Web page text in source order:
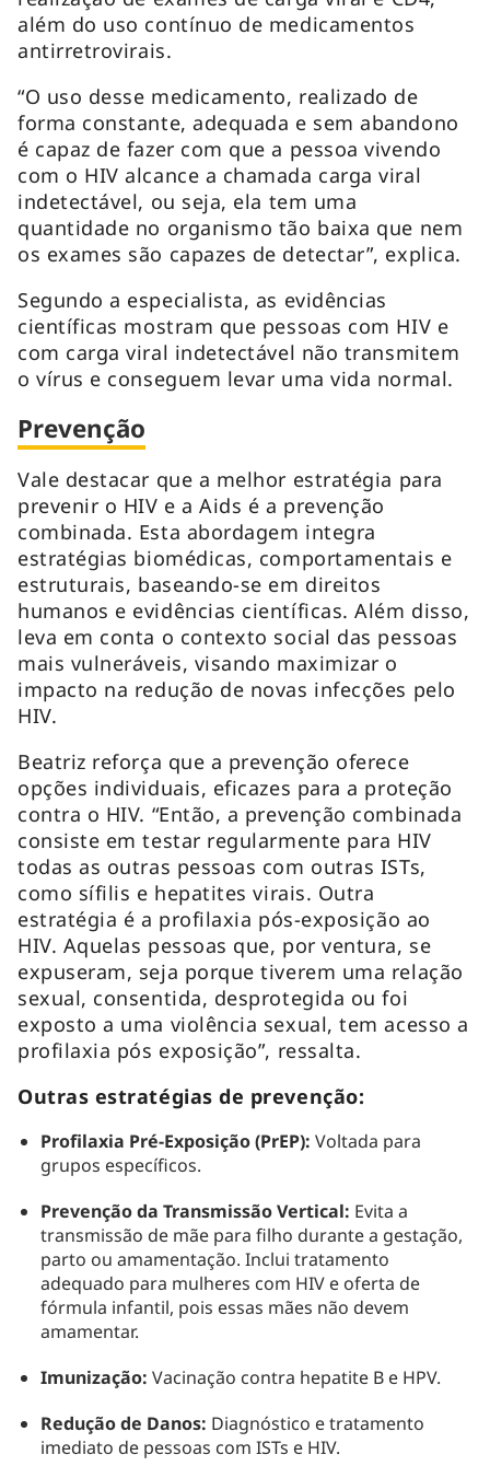
além do uso contínuo de medicamentos
antirretrovirais.
“O uso desse medicamento, realizado de
forma constante, adequada e sem abandono
é capaz de fazer com que a pessoa vivendo
com o HIV alcance a chamada carga viral
indetectável, ou seja, ela tem uma
quantidade no organismo tão baixa que nem
os exames são capazes de detectar”, explica.
Segundo a especialista, as evidências
científicas mostram que pessoas com HIV e
com carga viral indetectável não transmitem
o vírus e conseguem levar uma vida normal.
Prevenção
Vale destacar que a melhor estratégia para
prevenir o HIV e a Aids é a prevenção
combinada. Esta abordagem integra
estratégias biomédicas, comportamentais e
estruturais, baseando-se em direitos
humanos e evidências científicas. Além disso,
leva em conta o contexto social das pessoas
mais vulneráveis, visando maximizar o
impacto na redução de novas infecções pelo
HIV.
Beatriz reforça que a prevenção oferece
opções individuais, eficazes para a proteção
contra o HIV. “Então, a prevenção combinada
consiste em testar regularmente para HIV
todas as outras pessoas com outras ISTs,
como sífilis e hepatites virais. Outra
estratégia é a profilaxia pós-exposição ao
HIV. Aquelas pessoas que, por ventura, se
expuseram, seja porque tiverem uma relação
sexual, consentida, desprotegida ou foi
exposto a uma violência sexual, tem acesso a
profilaxia pós exposição”, ressalta.
Outras estratégias de prevenção:
Profilaxia Pré-Exposição (PrEP): Voltada para
grupos específicos.
Prevenção da Transmissão Vertical: Evita a
transmissão de mãe para filho durante a gestação,
parto ou amamentação. Inclui tratamento
adequado para mulheres com HIV e oferta de
fórmula infantil, pois essas mães não devem
amamentar.
Imunização: Vacinação contra hepatite B e HPV.
Redução de Danos: Diagnóstico e tratamento
imediato de pessoas com ISTs e HIV.